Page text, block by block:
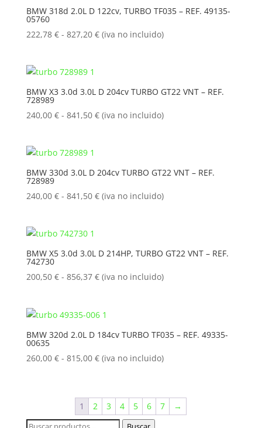
196,00 €
298,00 €
BMW 318d 2.0L D 122cv, TURBO TF035 – REF. 49135-
05760
222,78 € - 827,20 €Rango
222,78 €
827,20 €
(iva no incluido)
BMW X3 3.0d 3.0L D 204cv TURBO GT22 VNT – REF.
728989
240,00 € - 841,50 €Rango
240,00 €
841,50 €
(iva no incluido)
BMW 330d 3.0L D 204cv TURBO GT22 VNT – REF.
728989
240,00 € - 841,50 €Rango
240,00 €
841,50 €
(iva no incluido)
BMW X5 3.0d 3.0L D 214HP, TURBO GT22 VNT – REF.
742730
200,50 € - 856,37 €Rango
desde
200,50 €
856,37 €
(iva no incluido)
BMW 320d 2.0L D 184cv TURBO TF035 – REF. 49335-
00635
260,00 € - 815,00 €Rango
desde
260,00 €
(iva no incluido)
1 2 3 4 5 6 7
→
Buscar